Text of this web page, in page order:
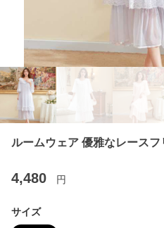
ルームウェア 優雅なレース
4,480 円
サイズ